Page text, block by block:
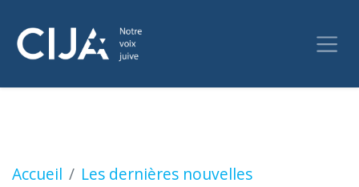
Accueil
Les dernières nouvelles
Excellent programme. Très impressionné !